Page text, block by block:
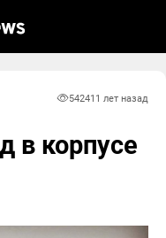
542411 лет назад
в корпусе